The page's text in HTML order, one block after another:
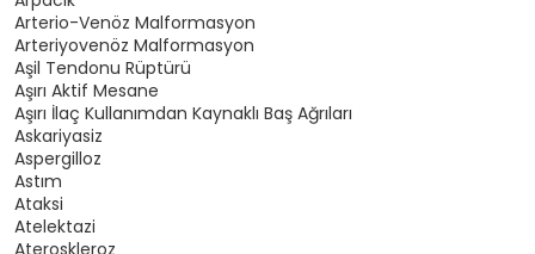
Arterio-Venöz Malformasyon
Arteriyovenöz Malformasyon
Aşil Tendonu Rüptürü
Aşırı Aktif Mesane
Aşırı İlaç Kullanımdan Kaynaklı Baş Ağrıları
Askariyasiz
Aspergilloz
Astım
Ataksi
Atelektazi